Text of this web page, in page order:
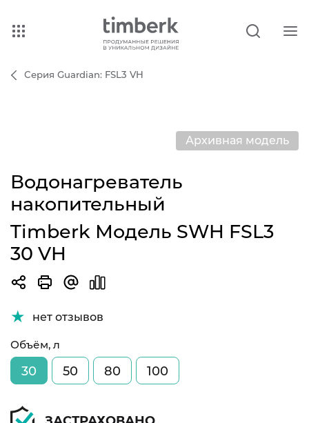
Серия Guardian: FSL3 VH
Архивная модель
Водонагреватель
накопительный
Timberk Модель SWH FSL3
30 VH
нет отзывов
Объём, л
30 50 80 100